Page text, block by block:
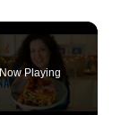
Now Playing